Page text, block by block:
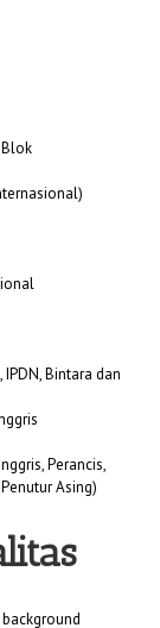
Bintara dan
Perancis,
Asing)